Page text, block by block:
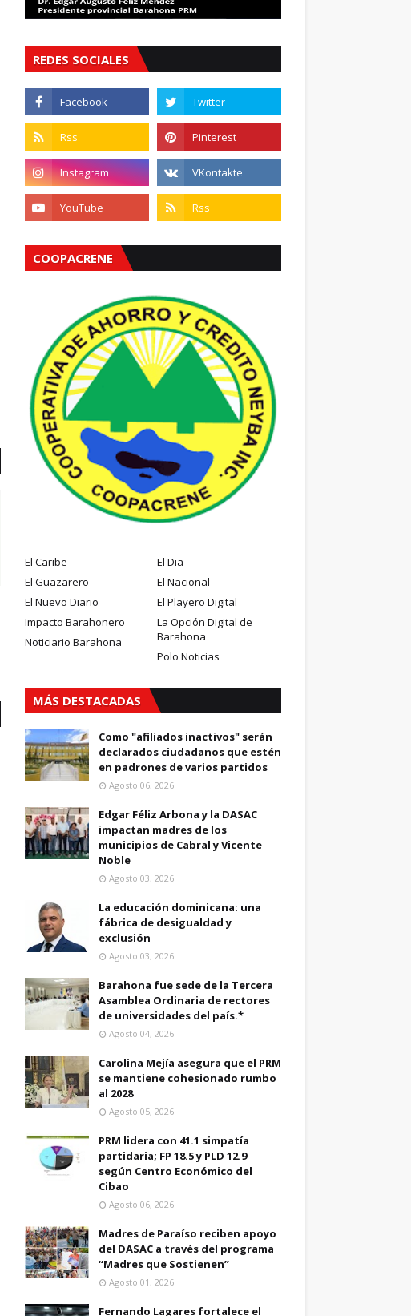
REDES SOCIALES
COOPACRENE
El Caribe
El Dia
El Guazarero
El Nacional
El Nuevo Diario
El Playero Digital
Impacto Barahonero
La Opción Digital de
Barahona
Noticiario Barahona
Polo Noticias
MÁS DESTACADAS
Como "afiliados inactivos" serán
declarados ciudadanos que estén
en padrones de varios partidos
Agosto 06, 2026
Edgar Féliz Arbona y la DASAC
impactan madres de los
municipios de Cabral y Vicente
Noble
Agosto 03, 2026
La educación dominicana: una
fábrica de desigualdad y
exclusión
Agosto 03, 2026
Barahona fue sede de la Tercera
Asamblea Ordinaria de rectores
de universidades del país.*
Agosto 04, 2026
Carolina Mejía asegura que el PRM
se mantiene cohesionado rumbo
al 2028
Agosto 05, 2026
PRM lidera con 41.1 simpatía
partidaria; FP 18.5 y PLD 12.9
según Centro Económico del
Cibao
Agosto 06, 2026
Madres de Paraíso reciben apoyo
del DASAC a través del programa
“Madres que Sostienen”
Agosto 01, 2026
Fernando Lagares fortalece el